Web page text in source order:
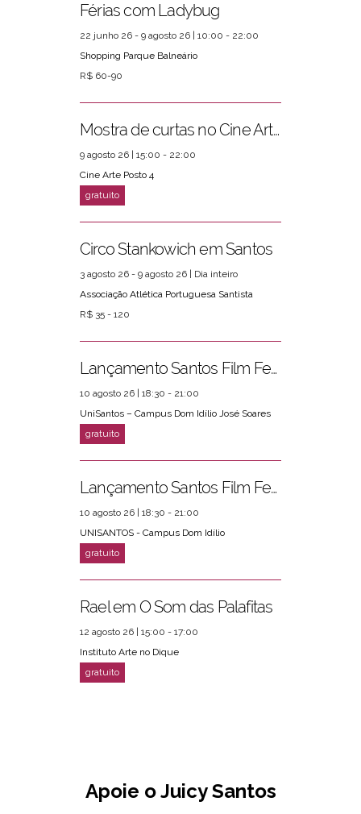
Férias com Ladybug
22 junho 26 - 9 agosto 26 | 10:00 - 22:00
Shopping Parque Balneário
R$ 60-90
Mostra de curtas no Cine Arte Posto 4
9 agosto 26 | 15:00 - 22:00
Cine Arte Posto 4
Circo Stankowich em Santos
3 agosto 26 - 9 agosto 26 | Dia inteiro
Associação Atlética Portuguesa Santista
R$ 35 - 120
Lançamento Santos Film Fest
10 agosto 26 | 18:30 - 21:00
UniSantos – Campus Dom Idílio José Soares
Lançamento Santos Film Fest
10 agosto 26 | 18:30 - 21:00
UNISANTOS - Campus Dom Idílio
Rael em O Som das Palafitas
12 agosto 26 | 15:00 - 17:00
Instituto Arte no Dique
Apoie o Juicy Santos